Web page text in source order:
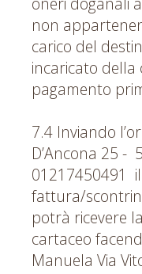
non
carico del
incaricato della
pagamento
7.4 Inviando
D’Ancona 25 -
01217450491
fattura/
potrà ricevere
cartaceo
Manuela Via